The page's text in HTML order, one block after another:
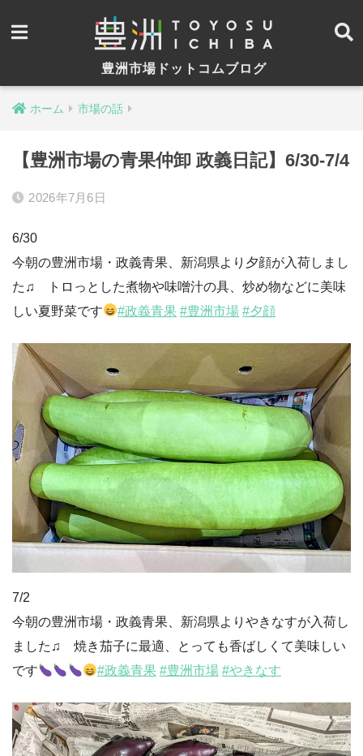
豊洲市場ドットコムブログ
ホーム 市場の話
【豊洲市場の青果仲卸 政義日記】6/30-7/4
2026年7月6日
6/30
今朝の豊洲市場・政義青果、新潟県より夕顔が入荷しまし
た♫ トロっとした煮物や味噌汁の具、炒め物などに美味
しい夏野菜です
#政義青果 #豊洲市場 #夕顔
7/2
今朝の豊洲市場・政義青果、新潟県よりやきなすが入荷し
ました♫ 焼き茄子に最適、とっても香ばしくて美味しい
です
#政義青果 #豊洲市場 #やきなす